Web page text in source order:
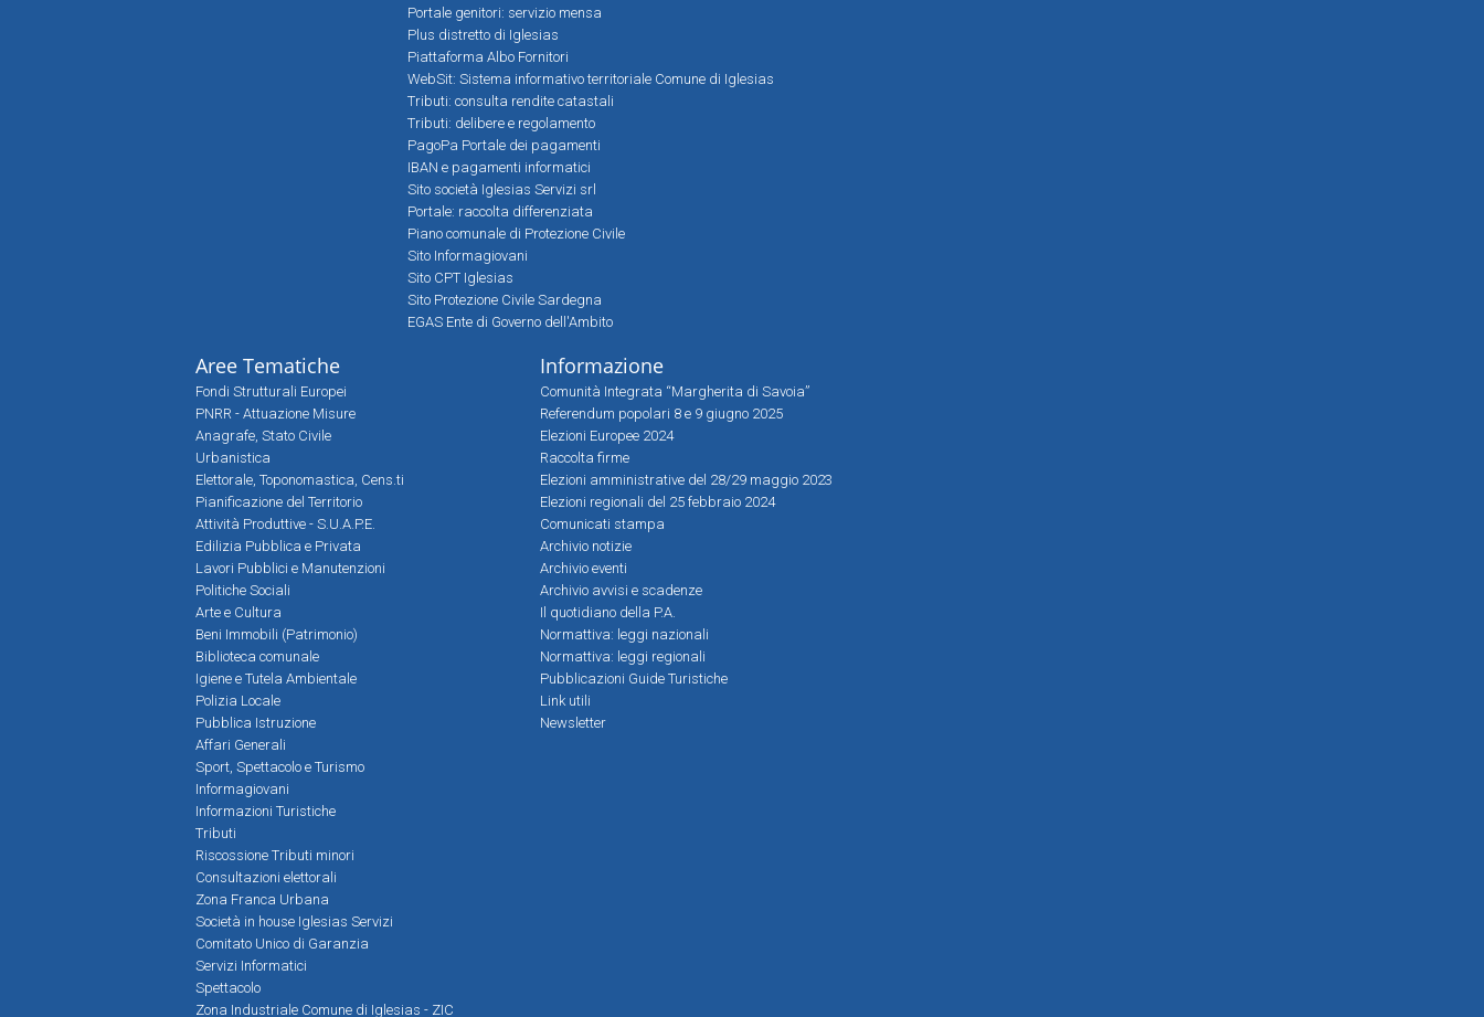
Portale genitori: servizio mensa
Plus distretto di Iglesias
Piattaforma Albo Fornitori
WebSit: Sistema informativo territoriale Comune di Iglesias
Tributi: consulta rendite catastali
Tributi: delibere e regolamento
PagoPa Portale dei pagamenti
IBAN e pagamenti informatici
Sito società Iglesias Servizi srl
Portale: raccolta differenziata
Piano comunale di Protezione Civile
Sito Informagiovani
Sito CPT Iglesias
Sito Protezione Civile Sardegna
EGAS Ente di Governo dell'Ambito
Aree Tematiche
Fondi Strutturali Europei
PNRR - Attuazione Misure
Anagrafe, Stato Civile
Urbanistica
Elettorale, Toponomastica, Cens.ti
Pianificazione del Territorio
Attività Produttive - S.U.A.P.E.
Edilizia Pubblica e Privata
Lavori Pubblici e Manutenzioni
Politiche Sociali
Arte e Cultura
Beni Immobili (Patrimonio)
Biblioteca comunale
Igiene e Tutela Ambientale
Polizia Locale
Pubblica Istruzione
Affari Generali
Sport, Spettacolo e Turismo
Informagiovani
Informazioni Turistiche
Tributi
Riscossione Tributi minori
Consultazioni elettorali
Zona Franca Urbana
Società in house Iglesias Servizi
Comitato Unico di Garanzia
Servizi Informatici
Spettacolo
Zona Industriale Comune di Iglesias - ZIC
Informazione
Comunità Integrata “Margherita di Savoia”
Referendum popolari 8 e 9 giugno 2025
Elezioni Europee 2024
Raccolta firme
Elezioni amministrative del 28/29 maggio 2023
Elezioni regionali del 25 febbraio 2024
Comunicati stampa
Archivio notizie
Archivio eventi
Archivio avvisi e scadenze
Il quotidiano della P.A.
Normattiva: leggi nazionali
Normattiva: leggi regionali
Pubblicazioni Guide Turistiche
Link utili
Newsletter